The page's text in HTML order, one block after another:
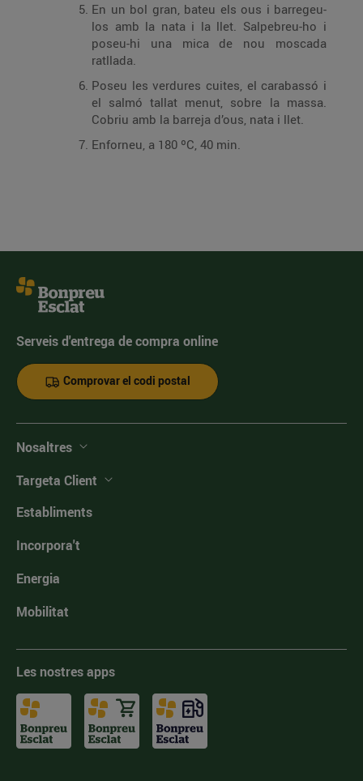
En un bol gran, bateu els ous i barregeu-
los amb la nata i la llet. Salpebreu-ho i
poseu-hi una mica de nou moscada
ratllada.
Poseu les verdures cuites, el carabassó i
el salmó tallat menut, sobre la massa.
Cobriu amb la barreja d’ous, nata i llet.
Enforneu, a 180 ºC, 40 min.
Serveis d'entrega de compra online
Comprovar el codi postal
Nosaltres
Targeta Client
Establiments
Incorpora't
Energia
Mobilitat
Les nostres apps